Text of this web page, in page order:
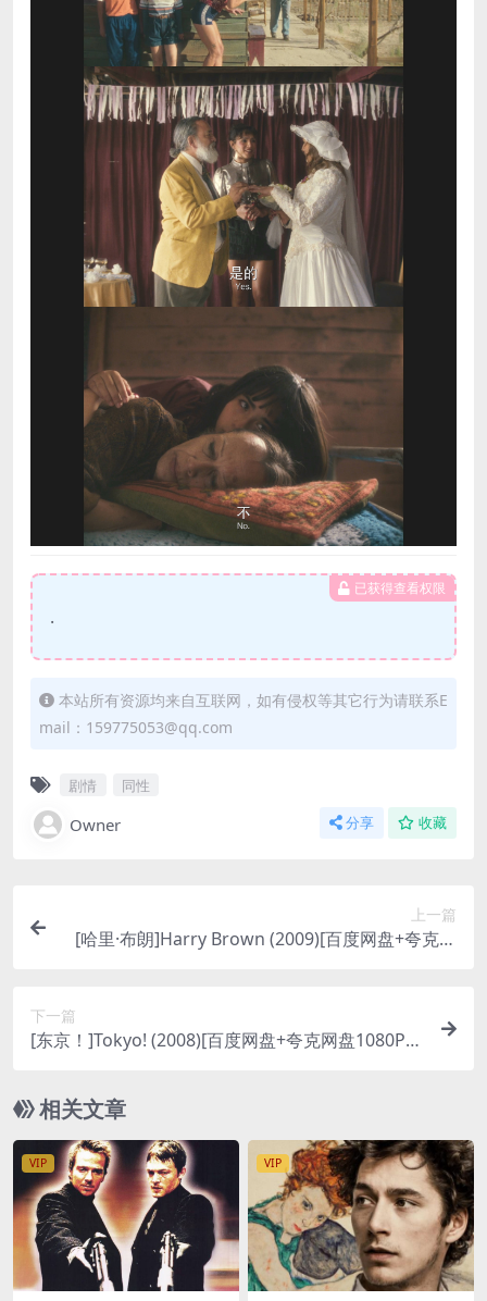
已获得查看权限
.
本站所有资源均来自互联网，如有侵权等其它行为请联系E
mail：159775053@qq.com
剧情 同性
Owner 分享 收藏
上一篇
[哈里·布朗]Harry Brown (2009)[百度网盘+夸克网
下一篇
[东京！]Tokyo! (2008)[百度网盘+夸克网盘1080P超
文字幕]
相关文章
VIP VIP